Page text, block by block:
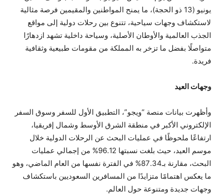
يونيو (13 ذو الحجة)، ما يمنح المواطنين والمقيمين فرصة مثالية
لاستكشاف وجهات سياحية، تتنوع بين رحلات دولية إلى مواقع
الجذب العالمية والأوطان الأصلية، وسياحة داخلية تشهد ازدهارًا
متواصلًا بفضل ما تزخر به المملكة من مقومات طبيعية وثقافية
فريدة.
وجهات العيد
وأظهرت بيانات منصة “ويجو”، التطبيق الأول للسفر وسوق السفر
الإلكتروني الأكبر في منطقة الشرق الأوسط وشمال إفريقيا،
ارتفاعًا ملحوظًا في عمليات البحث عن الرحلات الدولية خلال
موسم العيد، حيث بلغت نسبتها 96.12% من إجمالي عمليات
البحث، مقارنة بـ87.34% في الفترة نفسها من العام الماضي، وهو
ما يعكس اهتمامًا متزايدًا من المسافرين السعوديين باستكشاف
وجهات جديدة ومتنوعة حول العالم.